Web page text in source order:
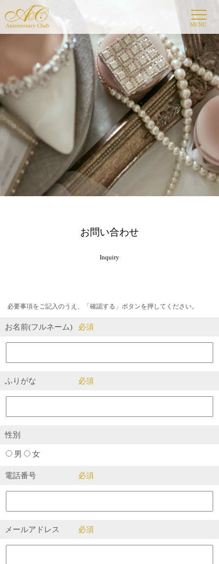
お問い合わせ
Inquiry
必要事項をご記入のうえ、「確認する」ボタンを押してください。
お名前(フルネーム)
ふりがな
性別
男 女
電話番号
メールアドレス